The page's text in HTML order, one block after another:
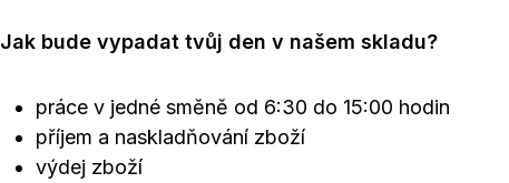
Jak bude vypadat tvůj den v našem skladu?
práce v jedné směně od 6:30 do 15:00 hodin
příjem a naskladňování zboží
výdej zboží